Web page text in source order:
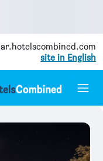
ar.hotelscombined.com
site in English